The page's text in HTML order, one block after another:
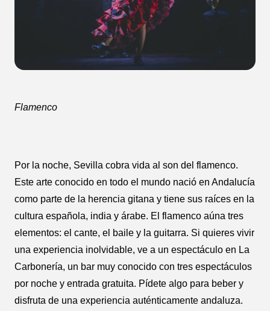
Flamenco
Por la noche, Sevilla cobra vida al son del flamenco.
Este arte conocido en todo el mundo nació en Andalucía
como parte de la herencia gitana y tiene sus raíces en la
cultura española, india y árabe. El flamenco aúna tres
elementos: el cante, el baile y la guitarra. Si quieres vivir
una experiencia inolvidable, ve a un espectáculo en La
Carbonería, un bar muy conocido con tres espectáculos
por noche y entrada gratuita. Pídete algo para beber y
disfruta de una experiencia auténticamente andaluza.